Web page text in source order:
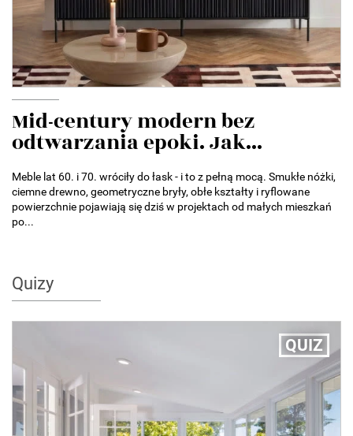
Mid-century modern bez
odtwarzania epoki. Jak...
Meble lat 60. i 70. wróciły do łask - i to z pełną mocą. Smukłe nóżki,
ciemne drewno, geometryczne bryły, obłe kształty i ryflowane
powierzchnie pojawiają się dziś w projektach od małych mieszkań
po...
Quizy
QUIZ